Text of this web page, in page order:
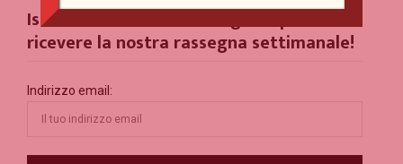
Iscriviti alla nostra Mailing List per
ricevere la nostra rassegna settimanale!
Indirizzo email: